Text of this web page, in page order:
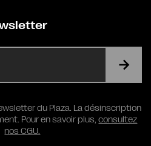
RGPDdu Plaza. La désinscription
Pour en savoir plus,consultez
nos CGU.